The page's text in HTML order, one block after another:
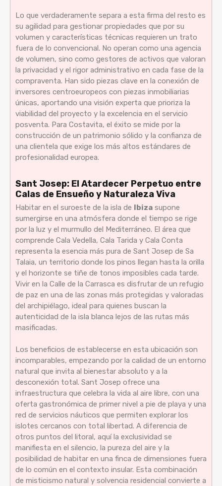
Lo que verdaderamente separa a esta firma del resto es
su agilidad para gestionar propiedades que por su
volumen y características técnicas requieren un trato
fuera de lo convencional. No operan como una agencia
de volumen, sino como gestores de activos que valoran
la privacidad y el rigor administrativo en cada fase de la
compraventa. Han sido piezas clave en la conexión de
inversores centroeuropeos con piezas inmobiliarias
únicas, aportando una visión experta que prioriza la
viabilidad del proyecto y la excelencia en el servicio
posventa. Para Costavita, el éxito se mide por la
construcción de un patrimonio sólido y la confianza de
una clientela que exige los más altos estándares de
profesionalidad europea.
Sant Josep: El Atardecer Perpetuo entre
Calas de Ensueño y Naturaleza Viva
Habitar en el suroeste de la isla de Ibiza supone
sumergirse en una atmósfera donde el tiempo se rige
por la luz y el murmullo del Mediterráneo. El área que
comprende Cala Vedella, Cala Tarida y Cala Conta
representa la esencia más pura de Sant Josep de Sa
Talaia, un territorio donde los pinos llegan hasta la orilla
y el horizonte se tiñe de tonos imposibles cada tarde.
Vivir en la Calle de la Carrasca es disfrutar de un refugio
de paz en una de las zonas más protegidas y valoradas
del archipiélago, ideal para quienes buscan la
autenticidad de la isla blanca lejos de las rutas más
masificadas.
Los beneficios de establecerse en esta ubicación son
incomparables, empezando por la calidad de un entorno
natural que invita al bienestar absoluto y a la
desconexión total. Sant Josep ofrece una
infraestructura que celebra la vida al aire libre, con una
oferta gastronómica de primer nivel a pie de playa y una
red de servicios náuticos que permiten explorar los
islotes cercanos con total libertad. A diferencia de
otros puntos del litoral, aquí la exclusividad se
manifiesta en el silencio, la pureza del aire y la
posibilidad de habitar en una finca de dimensiones fuera
de lo común en el contexto insular. Esta combinación
de misticismo natural y solvencia residencial convierte a